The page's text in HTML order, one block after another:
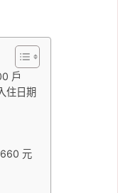
戶
住日期
元